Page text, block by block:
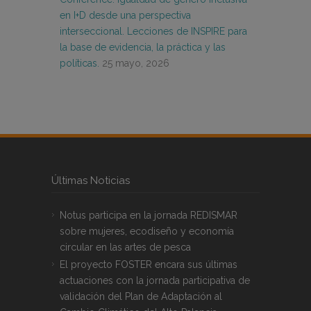
en I+D desde una perspectiva
interseccional. Lecciones de INSPIRE para
la base de evidencia, la práctica y las
políticas. 25 mayo, 2026
Últimas Noticias
Notus participa en la jornada REDISMAR
sobre mujeres, ecodiseño y economía
circular en las artes de pesca
El proyecto FOSTER encara sus últimas
actuaciones con la jornada participativa de
validación del Plan de Adaptación al